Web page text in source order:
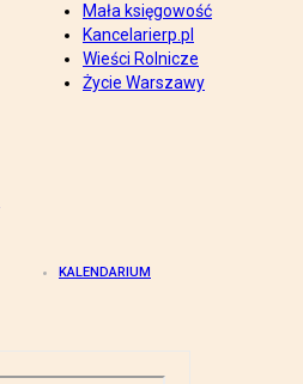
Mała księgowość
Kancelarierp.pl
Wieści Rolnicze
Życie Warszawy
KALENDARIUM